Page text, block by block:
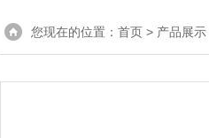
您现在的位置： 首页 > 产品展示